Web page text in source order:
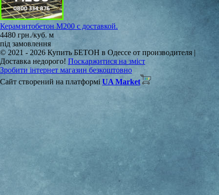
Керамзитобетон М200 с доставкой.
4480 грн./куб. м
під замовлення
© 2021 - 2026 Купить БЕТОН в Одессе от производителя |
Доставка недорого! Поскаржитися на зміст
Зробити інтернет магазин безкоштовно
Сайт створений на платформі UA Market